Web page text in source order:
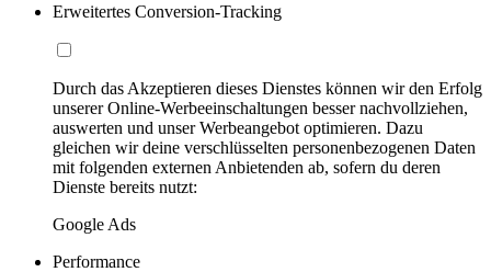
Erweitertes Conversion-Tracking
Durch das Akzeptieren dieses Dienstes können wir den Erfolg
unserer Online-Werbeeinschaltungen besser nachvollziehen,
auswerten und unser Werbeangebot optimieren. Dazu
gleichen wir deine verschlüsselten personenbezogenen Daten
mit folgenden externen Anbietenden ab, sofern du deren
Dienste bereits nutzt:
Google Ads
Performance